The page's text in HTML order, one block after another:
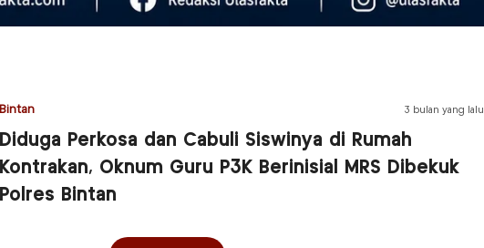
Bintan 3 bulan yang lalu
Diduga Perkosa dan Cabuli Siswinya di Rumah
Kontrakan, Oknum Guru P3K Berinisial MRS Dibekuk
Polres Bintan